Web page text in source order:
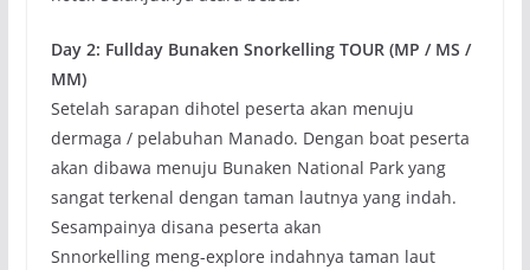
Day 2: Fullday Bunaken Snorkelling TOUR (MP / MS /
MM)
Setelah sarapan dihotel peserta akan menuju
dermaga / pelabuhan Manado. Dengan boat peserta
akan dibawa menuju Bunaken National Park yang
sangat terkenal dengan taman lautnya yang indah.
Sesampainya disana peserta akan
Snnorkelling meng-explore indahnya taman laut